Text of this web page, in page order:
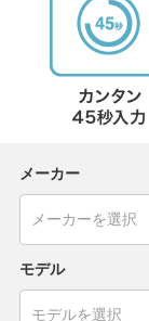
メーカー
モデル